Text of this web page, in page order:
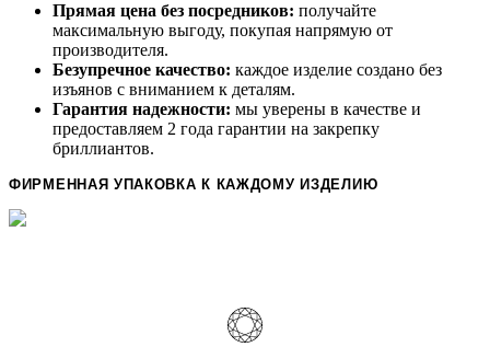
Прямая цена без посредников: получайте
максимальную выгоду, покупая напрямую от
производителя.
Безупречное качество: каждое изделие создано без
изъянов с вниманием к деталям.
Гарантия надежности: мы уверены в качестве и
предоставляем 2 года гарантии на закрепку
бриллиантов.
ФИРМЕННАЯ УПАКОВКА К КАЖДОМУ ИЗДЕЛИЮ